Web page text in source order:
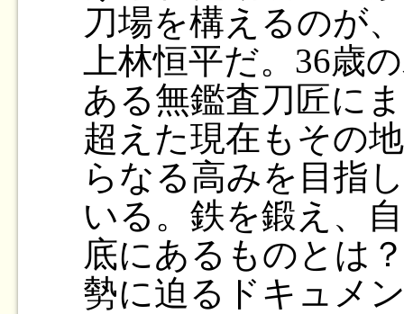
刀場を構えるのが
上林恒平だ。36歳
ある無鑑査刀匠に
超えた現在もその
らなる高みを目指
いる。鉄を鍛え、
底にあるものとは
勢に迫るドキュメ